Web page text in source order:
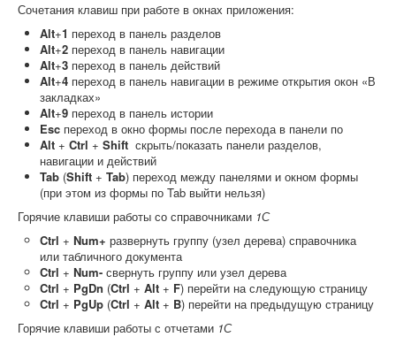
Сочетания клавиш при работе в окнах приложения:
Alt+1 переход в панель разделов
Alt+2 переход в панель навигации
Alt+3 переход в панель действий
Alt+4 переход в панель навигации в режиме открытия окон «В
закладках»
Alt+9 переход в панель истории
Esc переход в окно формы после перехода в панели по
Alt + Ctrl + Shift скрыть/показать панели разделов,
навигации и действий
Tab (Shift + Tab) переход между панелями и окном формы
(при этом из формы по Tab выйти нельзя)
Горячие клавиши работы со справочниками 1С
Ctrl + Num+ развернуть группу (узел дерева) справочника
или табличного документа
Ctrl + Num- свернуть группу или узел дерева
Ctrl + PgDn (Ctrl + Alt + F) перейти на следующую страницу
Ctrl + PgUp (Ctrl + Alt + B) перейти на предыдущую страницу
Горячие клавиши работы с отчетами 1С